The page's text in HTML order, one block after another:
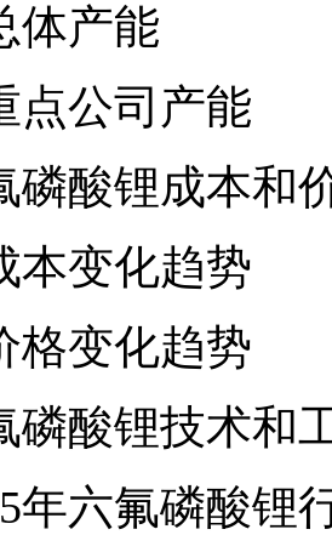
体产能
点公司产能
磷酸锂成本和
本变化趋势
格变化趋势
磷酸锂技术和
年六氟磷酸锂